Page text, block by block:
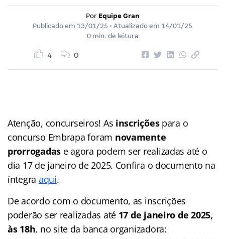
Por Equipe Gran
Publicado em 13/01/25 • Atualizado em 14/01/25
0 min. de leitura
4 0
Atenção, concurseiros! As inscriçõespara o
concurso Embrapa foram novamente
prorrogadas e agora podem ser realizadas até o
dia 17 de janeiro de 2025. Confira o documento na
íntegra aqui.
De acordo com o documento, as inscrições
poderão ser realizadas até 17 de janeiro de 2025,
às 18h, no site da banca organizadora: